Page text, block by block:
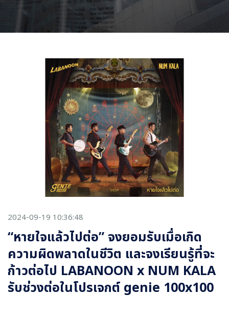
2024-09-19 10:36:48
“หายใจแล้วไปต่อ” จงยอมรับเมื่อเกิด
ความผิดพลาดในชีวิต และจงเรียนรู้ที่จะ
ก้าวต่อไป LABANOON x NUM KALA
รับช่วงต่อในโปรเจกต์ genie 100x100